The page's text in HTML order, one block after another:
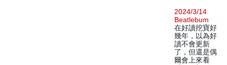
2024/3/14
Beatlebum
在好讀挖寶好
幾年，以為好
讀不會更新
了，但還是偶
爾會上來看